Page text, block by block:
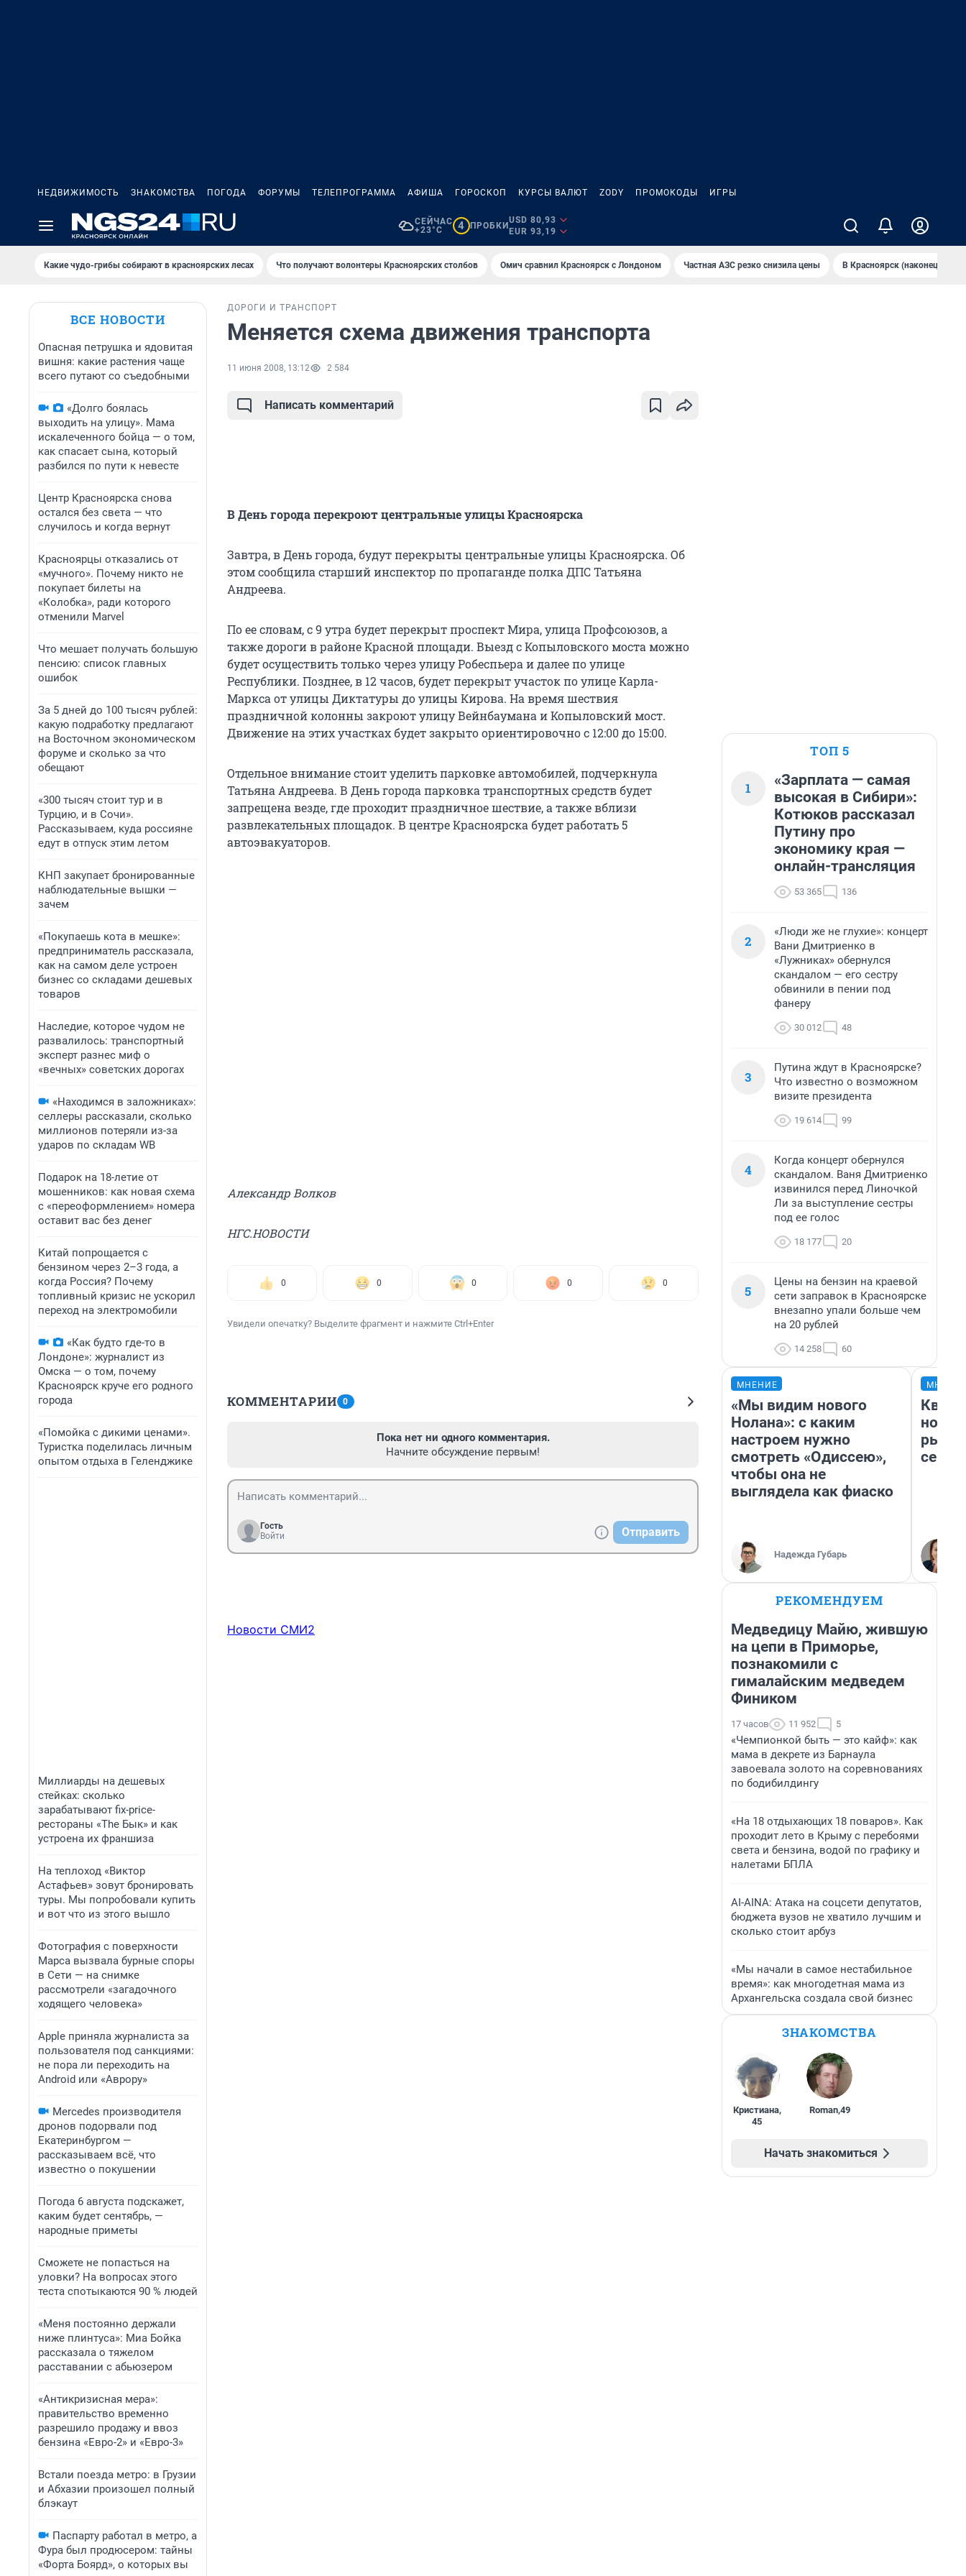
НЕДВИЖИМОСТЬ ЗНАКОМСТВА ПОГОДА ФОРУМЫ ТЕЛЕПРОГРАММА АФИША ГОРОСКОП КУРСЫ ВАЛЮТ ZODY ПРОМОКОДЫ ИГРЫ
СЕЙЧАС
+23°C
4 ПРОБКИ
USD 80,93
EUR 93,19
Какие чудо-грибы собирают в красноярских лесах Что получают волонтеры Красноярских столбов Омич сравнил Красноярск с Лондоном Частная АЗС резко снизила цены В Крaсноярск (нaконец-то)
ВСЕ НОВОСТИ
Опасная петрушка и ядовитая
вишня: какие растения чаще
всего путают со съедобными
«Долго боялась
выходить на улицу». Мама
искалеченного бойца — о том,
как спасает сына, который
разбился по пути к невесте
Центр Красноярска снова
остался без света — что
случилось и когда вернут
Красноярцы отказались от
«мучного». Почему никто не
покупает билеты на
«Колобка», ради которого
отменили Marvel
Что мешает получать большую
пенсию: список главных
ошибок
За 5 дней до 100 тысяч рублей:
какую подработку предлагают
на Восточном экономическом
форуме и сколько за что
обещают
«300 тысяч стоит тур и в
Турцию, и в Сочи».
Рассказываем, куда россияне
едут в отпуск этим летом
КНП закупает бронированные
наблюдательные вышки —
зачем
«Покупаешь кота в мешке»:
предприниматель рассказала,
как на самом деле устроен
бизнес со складами дешевых
товаров
Наследие, которое чудом не
развалилось: транспортный
эксперт разнес миф о
«вечных» советских дорогах
«Находимся в заложниках»:
селлеры рассказали, сколько
миллионов потеряли из-за
ударов по складам WB
Подарок на 18-летие от
мошенников: как новая схема
с «переоформлением» номера
оставит вас без денег
Китай попрощается с
бензином через 2–3 года, а
когда Россия? Почему
топливный кризис не ускорил
переход на электромобили
«Как будто где-то в
Лондоне»: журналист из
Омска — о том, почему
Красноярск круче его родного
города
«Помойка с дикими ценами».
Туристка поделилась личным
опытом отдыха в Геленджике
Миллиарды на дешевых
стейках: сколько
зарабатывают fix-price-
рестораны «The Бык» и как
устроена их франшиза
На теплоход «Виктор
Астафьев» зовут бронировать
туры. Мы попробовали купить
и вот что из этого вышло
Фотография с поверхности
Марса вызвала бурные споры
в Сети — на снимке
рассмотрели «загадочного
ходящего человека»
Apple приняла журналиста за
пользователя под санкциями:
не пора ли переходить на
Android или «Аврору»
Mercedes производителя
дронов подорвали под
Екатеринбургом —
рассказываем всё, что
известно о покушении
Погода 6 августа подскажет,
каким будет сентябрь, —
народные приметы
Сможете не попасться на
уловки? На вопросах этого
теста спотыкаются 90 % людей
«Меня постоянно держали
ниже плинтуса»: Миа Бойка
рассказала о тяжелом
расставании с абьюзером
«Антикризисная мера»:
правительство временно
разрешило продажу и ввоз
бензина «Евро-2» и «Евро-3»
Встали поезда метро: в Грузии
и Абхазии произошел полный
блэкаут
Паспарту работал в метро, а
Фура был продюсером: тайны
«Форта Боярд», о которых вы
ДОРОГИ И ТРАНСПОРТ
Меняется схема движения транспорта
11 июня 2008, 13:12 2 584
Написать комментарий
В День города перекроют центральные улицы Красноярска
Завтра, в День города, будут перекрыты центральные улицы Красноярска. Об
этом сообщила старший инспектор по пропаганде полка ДПС Татьяна
Андреева.
По ее словам, с 9 утра будет перекрыт проспект Мира, улица Профсоюзов, а
также дороги в районе Красной площади. Выезд с Копыловского моста можно
будет осуществить только через улицу Робеспьера и далее по улице
Республики. Позднее, в 12 часов, будет перекрыт участок по улице Карла-
Маркса от улицы Диктатуры до улицы Кирова. На время шествия
праздничной колонны закроют улицу Вейнбаумана и Копыловский мост.
Движение на этих участках будет закрыто ориентировочно с 12:00 до 15:00.
Отдельное внимание стоит уделить парковке автомобилей, подчеркнула
Татьяна Андреева. В День города парковка транспортных средств будет
запрещена везде, где проходит праздничное шествие, а также вблизи
развлекательных площадок. В центре Красноярска будет работать 5
автоэвакуаторов.
Александр Волков
НГС.НОВОСТИ
0 0 0 0 0
Увидели опечатку? Выделите фрагмент и нажмите Ctrl+Enter
КОММЕНТАРИИ 0
Пока нет ни одного комментария.
Начните обсуждение первым!
Гость
Войти
Отправить
Новости СМИ2
ТОП 5
1
«Зарплата — самая
высокая в Сибири»:
Котюков рассказал
Путину про
экономику края —
онлайн-трансляция
53 365 136
2
«Люди же не глухие»: концерт
Вани Дмитриенко в
«Лужниках» обернулся
скандалом — его сестру
обвинили в пении под
фанеру
30 012 48
3
Путина ждут в Красноярске?
Что известно о возможном
визите президента
19 614 99
4
Когда концерт обернулся
скандалом. Ваня Дмитриенко
извинился перед Линочкой
Ли за выступление сестры
под ее голос
18 177 20
5
Цены на бензин на краевой
сети заправок в Красноярске
внезапно упали больше чем
на 20 рублей
14 258 60
МНЕНИЕ
«Мы видим нового
Нолана»: с каким
настроем нужно
смотреть «Одиссею»,
чтобы она не
выглядела как фиаско
Надежда Губарь
но
РЕКОМЕНДУЕМ
Медведицу Майю, жившую
на цепи в Приморье,
познакомили с
гималайским медведем
Фиником
17 часов 11 952 5
«Чемпионкой быть — это кайф»: как
мама в декрете из Барнаула
завоевала золото на соревнованиях
по бодибилдингу
«На 18 отдыхающих 18 поваров». Как
проходит лето в Крыму с перебоями
света и бензина, водой по графику и
налетами БПЛА
AI-AINA: Атака на соцсети депутатов,
бюджета вузов не хватило лучшим и
сколько стоит арбуз
«Мы начали в самое нестабильное
время»: как многодетная мама из
Архангельска создала свой бизнес
ЗНАКОМСТВА
Кристиана,
45
Roman,49
Начать знакомиться